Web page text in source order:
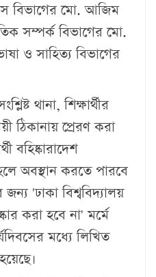
বিভাগের মো. আজিম
সম্পর্ক বিভাগের মো.
ও সাহিত্য বিভাগের
থানা, শিক্ষার্থীর
ঠিকানায় প্রেরণ করা
বহিষ্কারাদেশ
অবস্থান করতে পারবে
'ঢাকা বিশ্ববিদ্যালয়
করা হবে না' মর্মে
মধ্যে লিখিত